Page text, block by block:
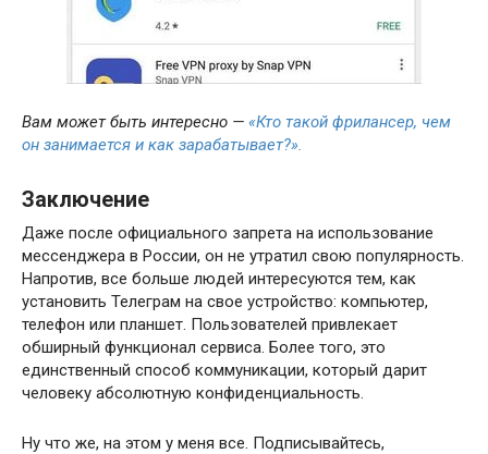
Вам может быть интересно — «Кто такой фрилансер, чем
он занимается и как зарабатывает?».
Заключение
Даже после официального запрета на использование
мессенджера в России, он не утратил свою популярность.
Напротив, все больше людей интересуются тем, как
установить Телеграм на свое устройство: компьютер,
телефон или планшет. Пользователей привлекает
обширный функционал сервиса. Более того, это
единственный способ коммуникации, который дарит
человеку абсолютную конфиденциальность.
Ну что же, на этом у меня все. Подписывайтесь,